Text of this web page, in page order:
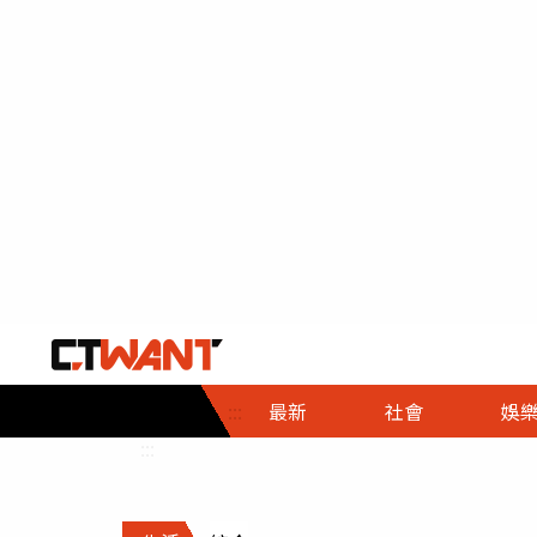
::: 最新 社會
社會首頁
時事
調查
娛樂
娛樂首頁
即時
財經首頁
熱線
政